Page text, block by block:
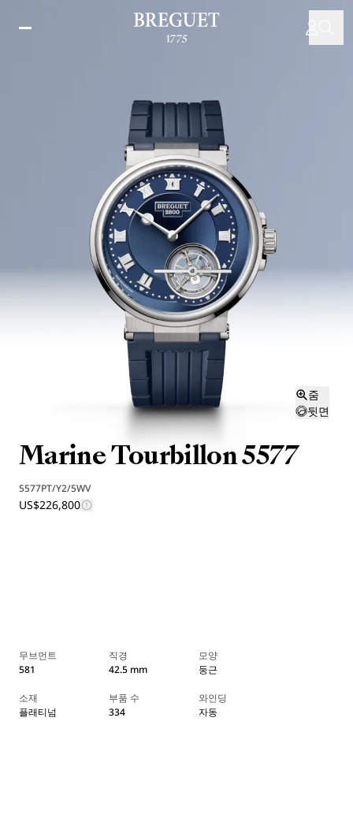
줌
뒷면
Marine Tourbillon 5577
5577PT/Y2/5WV
US$226,800
무브먼트
581
직경
42.5 mm
모양
둥근
소재
플래티넘
부품 수
334
와인딩
자동